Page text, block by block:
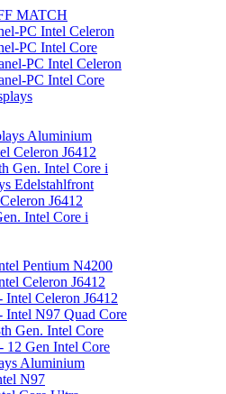
MATCH
PC Intel Celeron
PC Intel Core
PC Intel Celeron
PC Intel Core
Aluminium
Celeron J6412
Gen. Intel Core i
Edelstahlfront
J6412
Intel Core i
Pentium N4200
Celeron J6412
Celeron J6412
N97 Quad Core
Gen. Intel Core
Gen Intel Core
Aluminium
N97